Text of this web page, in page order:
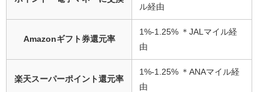
ル経由
Amazonギフト券還元率
1%-1.25% ＊JALマイル経
由
楽天スーパーポイント還元率
1%-1.25% ＊ANAマイル経
由